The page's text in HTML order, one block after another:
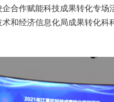
合作赋能科技成果转化专场
和经济信息化局成果转化科